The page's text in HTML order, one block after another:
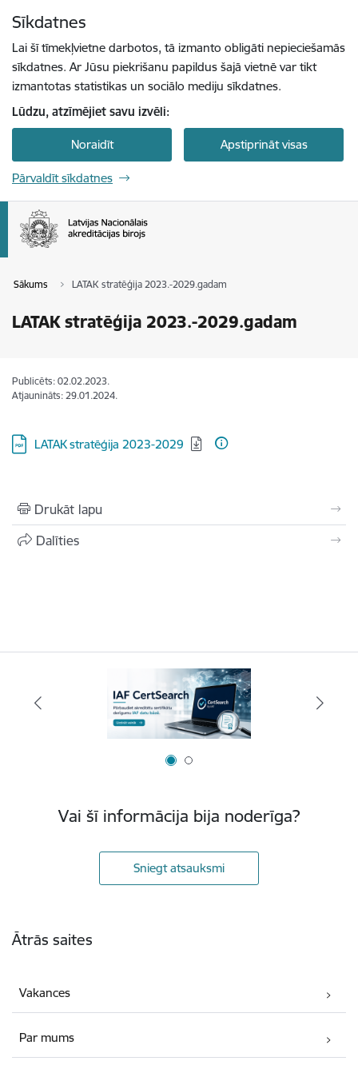
Sīkdatnes
Lai šī tīmekļvietne darbotos, tā izmanto obligāti nepieciešamās
sīkdatnes. Ar Jūsu piekrišanu papildus šajā vietnē var tikt
izmantotas statistikas un sociālo mediju sīkdatnes.
Lūdzu, atzīmējiet savu izvēli:
Noraidīt Apstiprināt visas
Pārvaldīt sīkdatnes
Sākums LATAK stratēģija 2023.-2029.gadam
LATAK stratēģija 2023.-2029.gadam
Publicēts: 02.02.2023.
Atjaunināts: 29.01.2024.
Lejupielādēt:
LATAK stratēģija 2023-2029
Drukāt lapu
Dalīties
Vai šī informācija bija noderīga?
Sniegt atsauksmi
Ātrās saites
Vakances
Par mums